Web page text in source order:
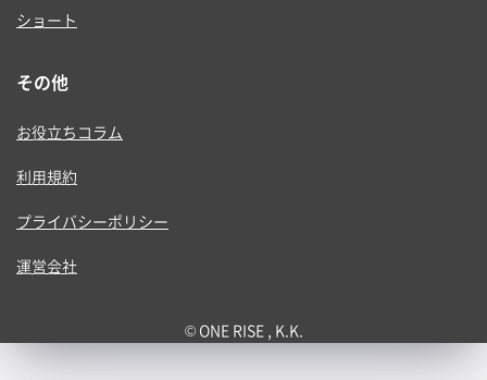
ショート
その他
お役立ちコラム
利用規約
プライバシーポリシー
運営会社
© ONE RISE , K.K.